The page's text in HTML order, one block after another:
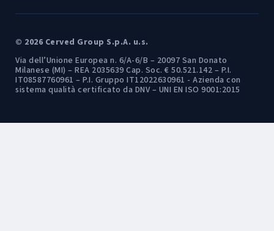
© 2026 Cerved Group S.p.A. u.s.
Via dell’Unione Europea n. 6/A-6/B – 20097 San Donato
Milanese (MI) – REA 2035639 Cap. Soc. € 50.521.142 – P.I.
IT08587760961 – P.I. Gruppo IT12022630961 - Azienda con
sistema qualità certificato da DNV – UNI EN ISO 9001:2015